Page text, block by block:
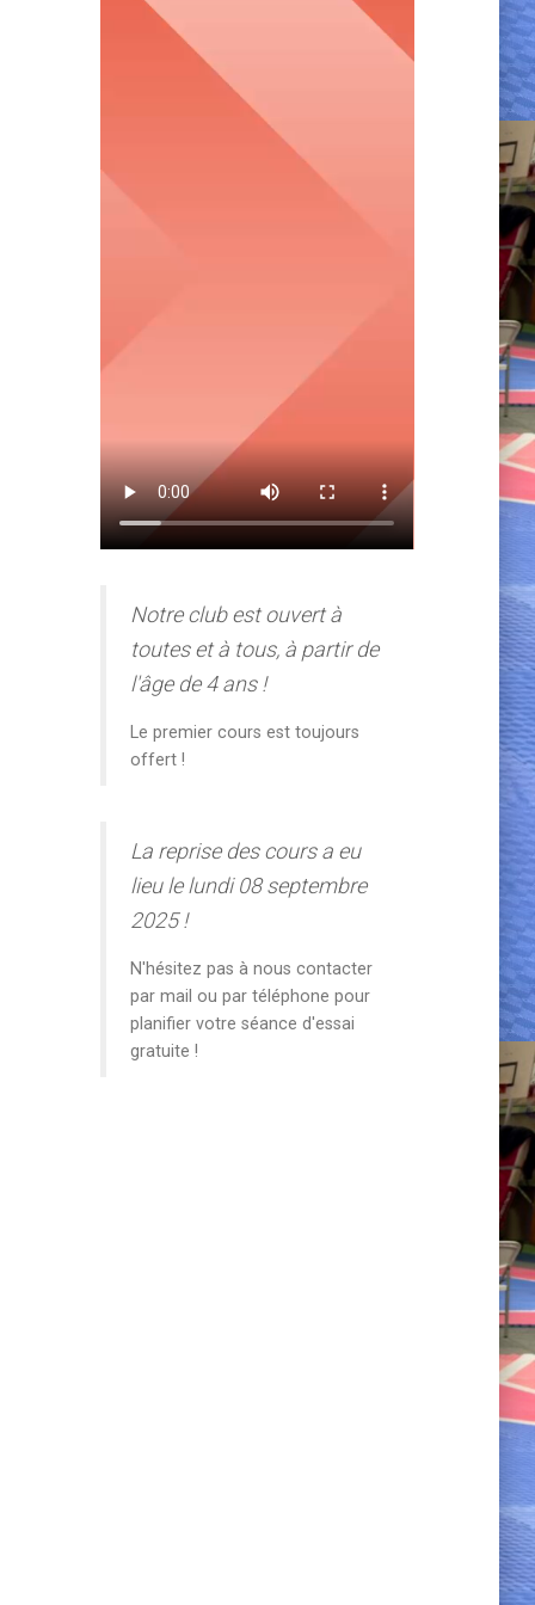
Notre club est ouvert à
toutes et à tous, à partir de
l'âge de 4 ans !
Le premier cours est toujours
offert !
La reprise des cours a eu
lieu le lundi 08 septembre
2025 !
N'hésitez pas à nous contacter
par mail ou par téléphone pour
planifier votre séance d'essai
gratuite !